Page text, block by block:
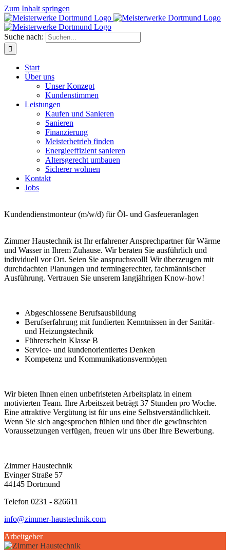
Zum Inhalt springen
Suche nach:
Start
Über uns
Unser Konzept
Kundenstimmen
Leistungen
Kaufen und Sanieren
Sanieren
Finanzierung
Meisterbetrieb finden
Energieeffizient sanieren
Altersgerecht umbauen
Sicherer wohnen
Kontakt
Jobs
Kundendienstmonteur (m/w/d) für Öl- und Gasfeueranlagen
Zimmer Haustechnik ist Ihr erfahrener Ansprechpartner für Wärme
und Wasser in Ihrem Zuhause. Wir beraten Sie ausführlich und
individuell vor Ort. Seien Sie anspruchsvoll! Wir überzeugen mit
durchdachten Planungen und termingerechter, fachmännischer
Ausführung. Vertrauen Sie unserem langjährigen Know-how!
Abgeschlossene Berufsausbildung
Berufserfahrung mit fundierten Kenntnissen in der Sanitär-
und Heizungstechnik
Führerschein Klasse B
Service- und kundenorientiertes Denken
Kompetenz und Kommunikationsvermögen
Wir bieten Ihnen einen unbefristeten Arbeitsplatz in einem
motivierten Team. Ihre Arbeitszeit beträgt 37 Stunden pro Woche.
Eine attraktive Vergütung ist für uns eine Selbstverständlichkeit.
Wenn Sie sich angesprochen fühlen und über die gewünschten
Voraussetzungen verfügen, freuen wir uns über Ihre Bewerbung.
Zimmer Haustechnik
Evinger Straße 57
44145 Dortmund
Telefon 0231 - 826611
info@zimmer-haustechnik.com
Arbeitgeber